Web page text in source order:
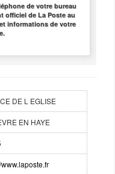
de votre bureau
officiel de La Poste au
informations de votre
DE L EGLISE
EN HAYE